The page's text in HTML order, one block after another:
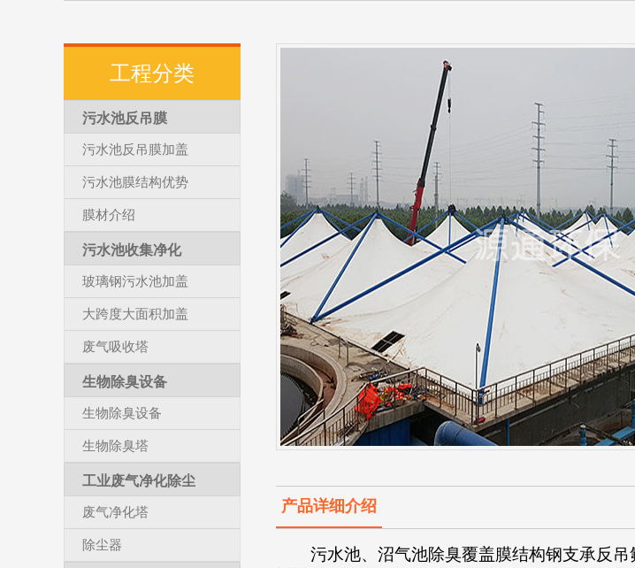
工程分类
污水池反吊膜
污水池反吊膜加盖
污水池膜结构优势
膜材介绍
污水池收集净化
玻璃钢污水池加盖
大跨度大面积加盖
废气吸收塔
生物除臭设备
生物除臭设备
生物除臭塔
工业废气净化除尘
废气净化塔
除尘器
产品详细介绍
污水池、沼气池除臭覆盖膜结构钢支承反